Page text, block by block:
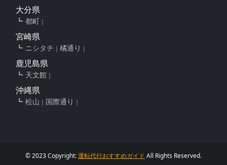
大分県
都町
宮崎県
ニシタチ 橘通り
鹿児島県
天文館
沖縄県
松山 国際通り
© 2023 Copyright:運転代行おすすめガイド All Rights Reserved.